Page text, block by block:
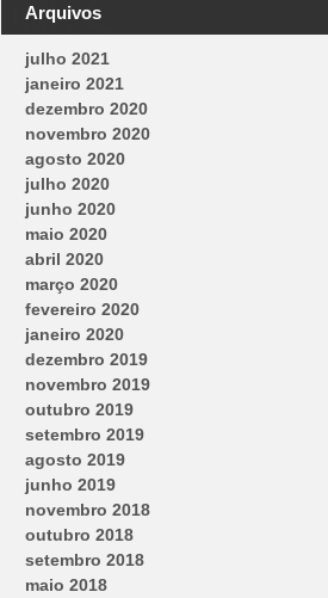
Arquivos
julho 2021
janeiro 2021
dezembro 2020
novembro 2020
agosto 2020
julho 2020
junho 2020
maio 2020
abril 2020
março 2020
fevereiro 2020
janeiro 2020
dezembro 2019
novembro 2019
outubro 2019
setembro 2019
agosto 2019
junho 2019
novembro 2018
outubro 2018
setembro 2018
maio 2018